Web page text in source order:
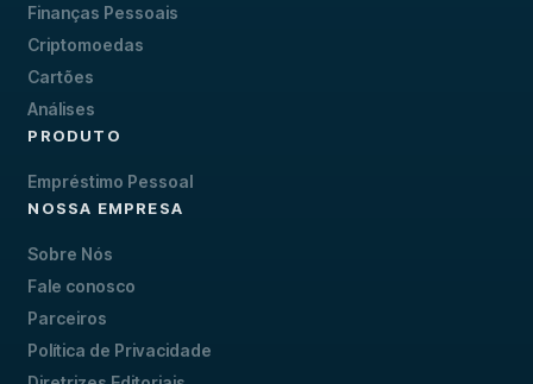
Finanças Pessoais
Criptomoedas
Cartões
Análises
PRODUTO
Empréstimo Pessoal
NOSSA EMPRESA
Sobre Nós
Fale conosco
Parceiros
Política de Privacidade